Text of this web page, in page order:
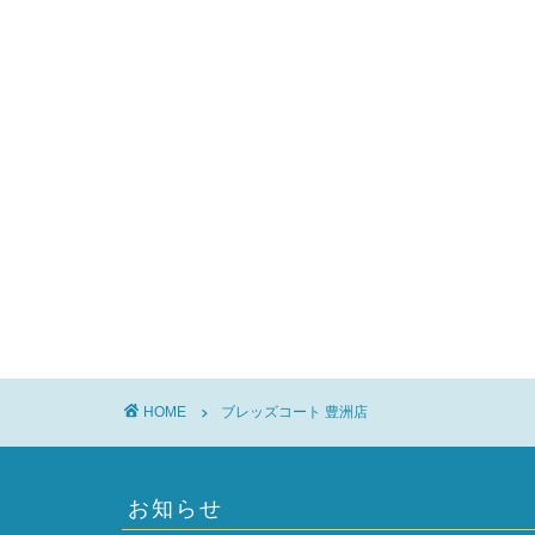
HOME ブレッズコート 豊洲店
お知らせ